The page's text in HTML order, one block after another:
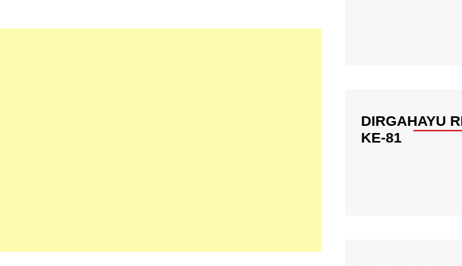
DIRGAHAYU
KE-81